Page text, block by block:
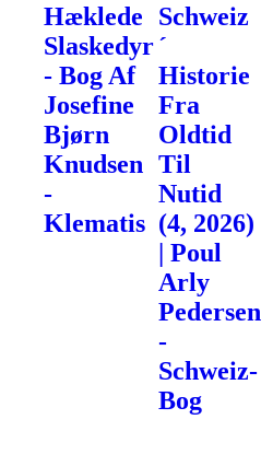
Hæklede
Slaskedyr
- Bog Af
Josefine
Bjørn
Knudsen
-
Klematis
Schweiz
´
Historie
Fra
Oldtid
Til
Nutid
(4, 2026)
| Poul
Arly
Pedersen
-
Schweiz-
Bog